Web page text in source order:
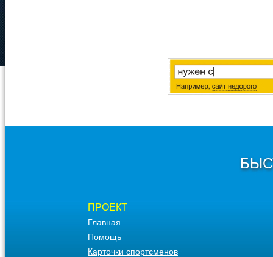
ПРОЕКТ
Главная
Помощь
Карточки спортсменов